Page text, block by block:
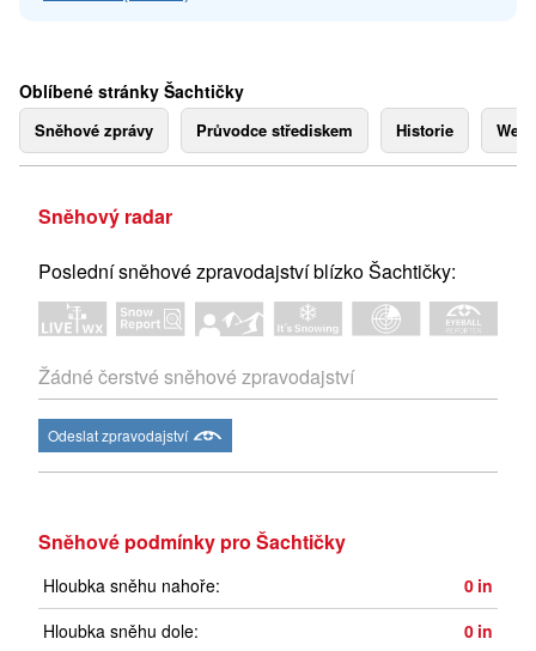
Oblíbené stránky Šachtičky
Sněhové zprávy Průvodce střediskem Historie
Sněhový radar
Poslední sněhové zpravodajství blízko Šachtičky:
Žádné čerstvé sněhové zpravodajství
Odeslat zpravodajství
Sněhové podmínky pro Šachtičky
Hloubka sněhu nahoře: 0 in
Hloubka sněhu dole:
0 in